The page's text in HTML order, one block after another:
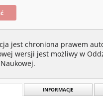
jest chroniona prawem
wersji jest możliwy w
INFORMACJE